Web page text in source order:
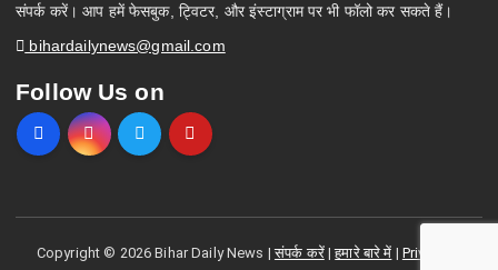
संपर्क करें। आप हमें फेसबुक, ट्विटर, और इंस्टाग्राम पर भी फॉलो कर सकते हैं।
bihardailynews@gmail.com
Follow Us on
Copyright © 2026 Bihar Daily News |संपर्क करें|हमारे बारे में | Privacy &